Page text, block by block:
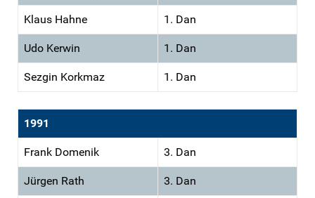
Klaus Hahne 1. Dan
Udo Kerwin 1. Dan
Sezgin Korkmaz 1. Dan
1991
Frank Domenik 3. Dan
Jürgen Rath 3. Dan